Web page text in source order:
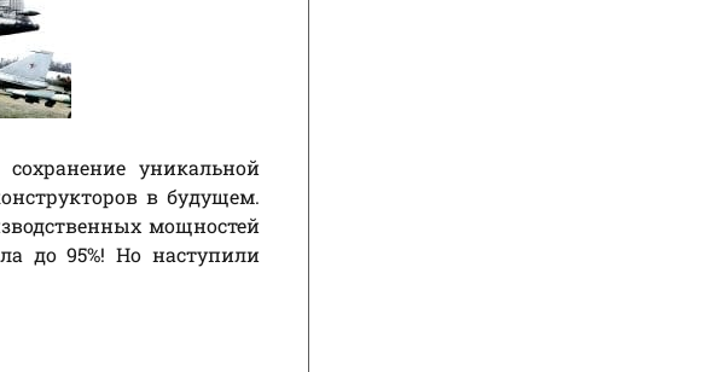
уникальной
в будущем.
мощностей
до 95%! Но наступили